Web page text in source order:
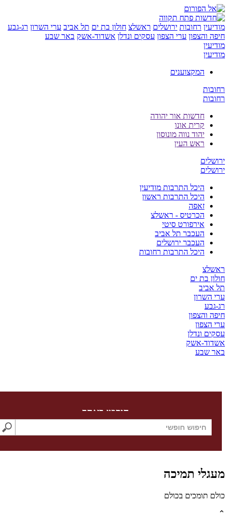
רחובות ירושלים ראשלצ חולון בת ים תל אביב ערי השרון רג-גבע
ערי הצפון עסקים ונדלן אשדוד-אשק באר שבע
המקצוענים
חדשות אור יהודה
קרית אונו
יהוד נווה מונוסון
ראש העין
היכל התרבות מודיעין
היכל התרבות ראשון
זאפה
הכרטיס - ראשלצ
אירפורט סיטי
העכבר תל אביב
העכבר ירושלים
היכל התרבות רחובות
בת ים
ונדלן
אשק
חיפוש באתר
תמיכה
בכולם